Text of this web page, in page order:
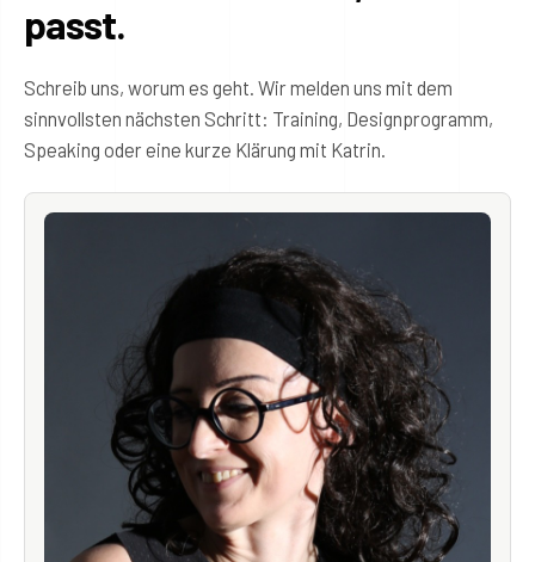
passt.
Schreib uns, worum es geht. Wir melden uns mit dem
sinnvollsten nächsten Schritt: Training, Designprogramm,
Speaking oder eine kurze Klärung mit Katrin.